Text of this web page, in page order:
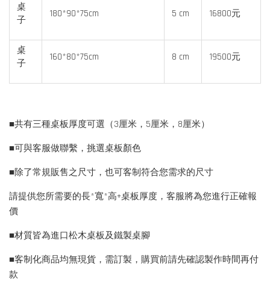
桌
子
180*90*75cm 5 cm 16800元
桌
子
160*80*75cm 8 cm 19500元
■共有三種桌板厚度可選（3厘米，5厘米，8厘米）
■可與客服做聯繫，挑選桌板顏色
■除了常規販售之尺寸，也可客制符合您需求的尺寸
請提供您所需要的長*寬*高+桌板厚度，客服將為您進行正確報
價
■材質皆為進口松木桌板及鐵製桌腳
■客制化商品均無現貨，需訂製，購買前請先確認製作時間再付
款